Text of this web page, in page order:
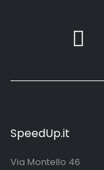
SpeedUp.it
Via Montello 46